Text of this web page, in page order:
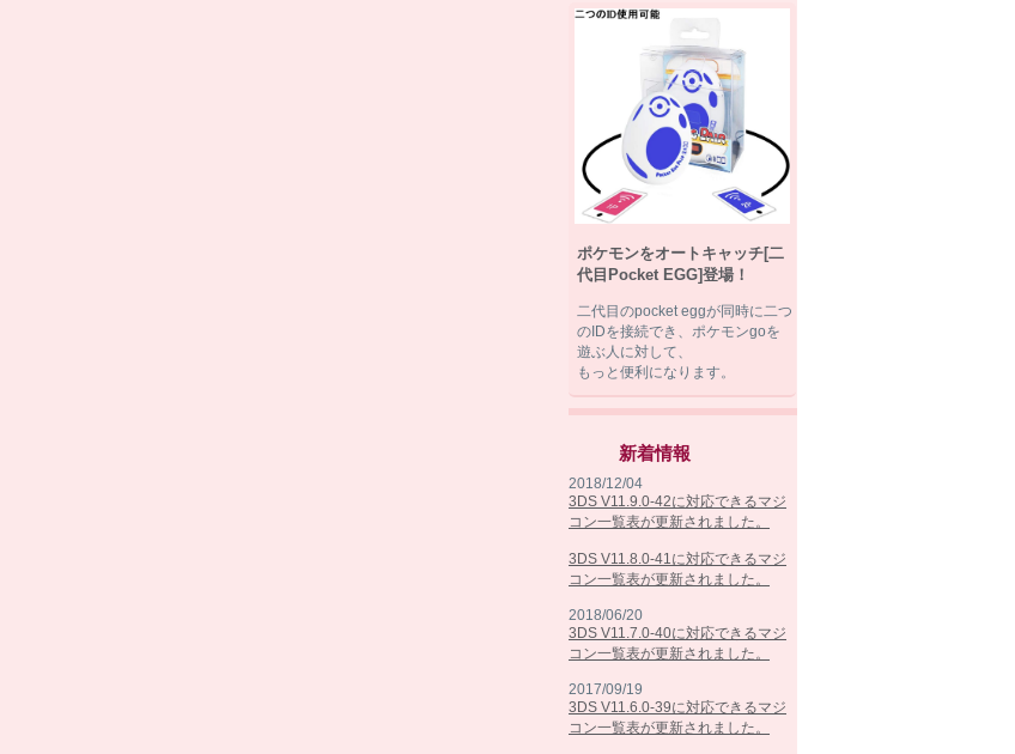
ポケモンをオートキャッチ[二
代目Pocket EGG]登場！
二代目のpocket eggが同時に二つ
のIDを接続でき、ポケモンgoを
遊ぶ人に対して、
もっと便利になります。
新着情報
2018/12/04
3DS V11.9.0-42に対応できるマジ
コン一覧表が更新されました。
3DS V11.8.0-41に対応できるマジ
コン一覧表が更新されました。
2018/06/20
3DS V11.7.0-40に対応できるマジ
コン一覧表が更新されました。
2017/09/19
3DS V11.6.0-39に対応できるマジ
コン一覧表が更新されました。